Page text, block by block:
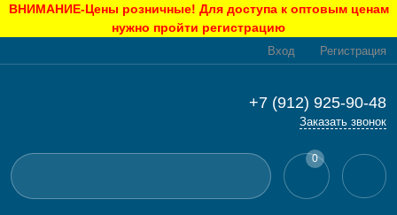
ВНИМАНИЕ-Цены розничные! Для доступа к оптовым ценам
нужно пройти регистрацию
Вход Регистрация
+7 (912) 925-90-48
Заказать звонок
0